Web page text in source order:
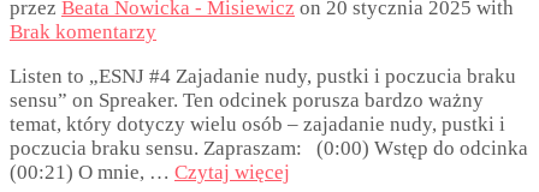
przez Beata Nowicka - Misiewicz on 20 stycznia 2025 with
Brak komentarzy
Listen to „ESNJ #4 Zajadanie nudy, pustki i poczucia braku
sensu” on Spreaker. Ten odcinek porusza bardzo ważny
temat, który dotyczy wielu osób – zajadanie nudy, pustki i
poczucia braku sensu. Zapraszam: (0:00) Wstęp do odcinka
(00:21) O mnie, … Czytaj więcej